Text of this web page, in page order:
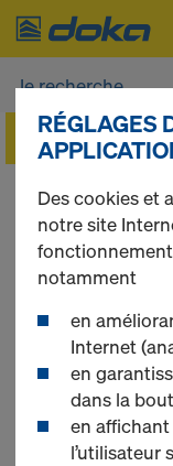
Vous
après vous
Alu
1 produits trouvés
RÉGLAGES
Des cookies et
notre site
notamment
en
Internet
en
dans la
en
l’utilisateur